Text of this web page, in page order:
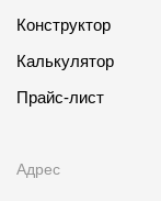
Конструктор
Калькулятор
Прайс-лист
Адрес